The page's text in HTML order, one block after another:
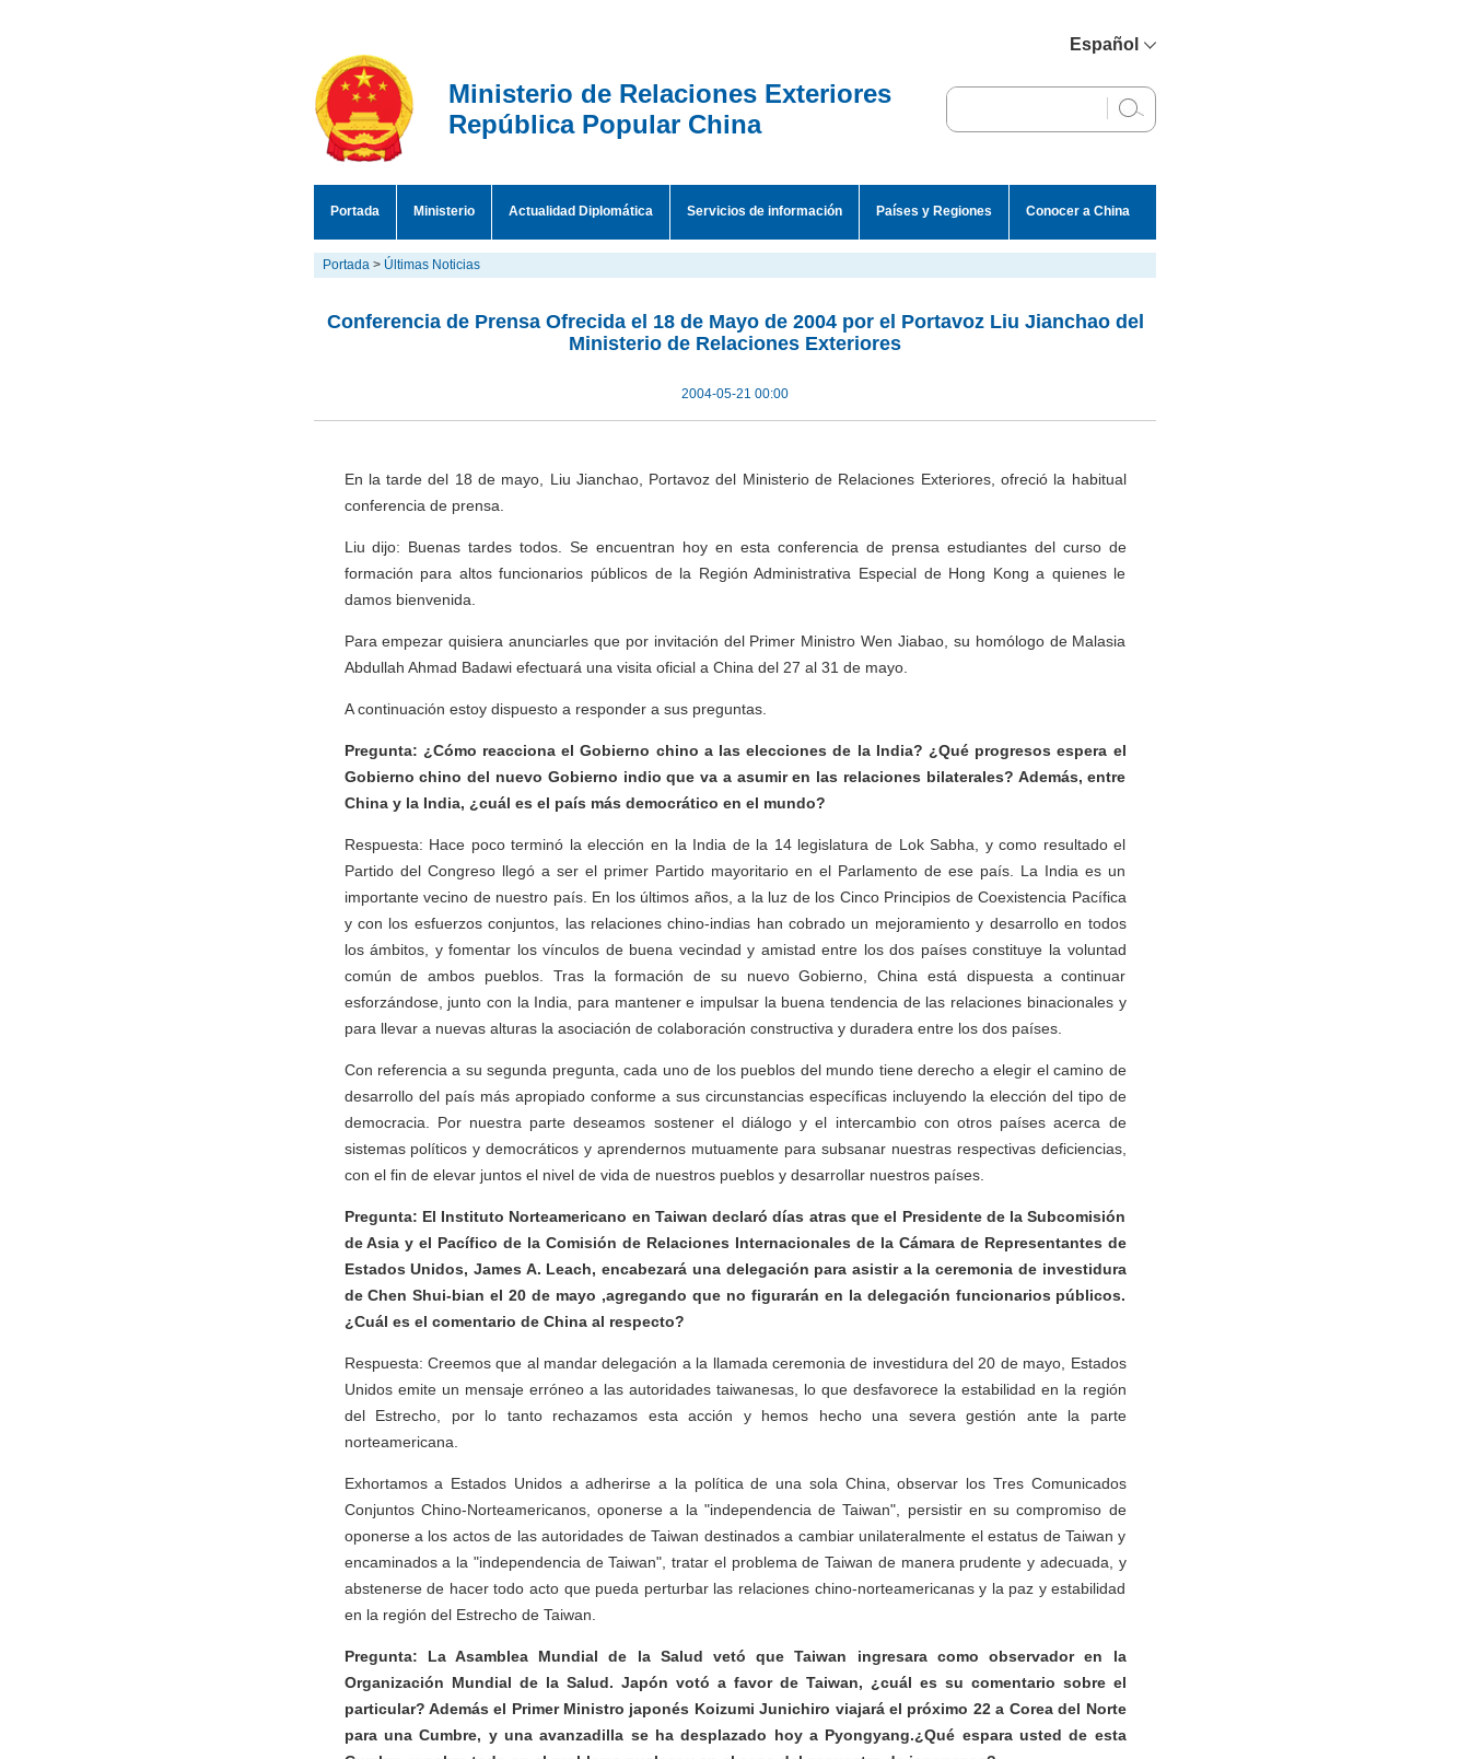
Español
English
Ministerio de Relaciones Exteriores
República Popular China
Portada Ministerio Actualidad Diplomática Servicios de información Países y Regiones Conocer a China
Portada > Últimas Noticias
Conferencia de Prensa Ofrecida el 18 de Mayo de 2004 por el Portavoz Liu Jianchao del
Ministerio de Relaciones Exteriores
2004-05-21 00:00
En la tarde del 18 de mayo, Liu Jianchao, Portavoz del Ministerio de Relaciones Exteriores, ofreció la habitual
conferencia de prensa.
Liu dijo: Buenas tardes todos. Se encuentran hoy en esta conferencia de prensa estudiantes del curso de
formación para altos funcionarios públicos de la Región Administrativa Especial de Hong Kong a quienes le
damos bienvenida.
Para empezar quisiera anunciarles que por invitación del Primer Ministro Wen Jiabao, su homólogo de Malasia
Abdullah Ahmad Badawi efectuará una visita oficial a China del 27 al 31 de mayo.
A continuación estoy dispuesto a responder a sus preguntas.
Pregunta: ¿Cómo reacciona el Gobierno chino a las elecciones de la India? ¿Qué progresos espera el
Gobierno chino del nuevo Gobierno indio que va a asumir en las relaciones bilaterales? Además, entre
China y la India, ¿cuál es el país más democrático en el mundo?
Respuesta: Hace poco terminó la elección en la India de la 14 legislatura de Lok Sabha, y como resultado el
Partido del Congreso llegó a ser el primer Partido mayoritario en el Parlamento de ese país. La India es un
importante vecino de nuestro país. En los últimos años, a la luz de los Cinco Principios de Coexistencia Pacífica
y con los esfuerzos conjuntos, las relaciones chino-indias han cobrado un mejoramiento y desarrollo en todos
los ámbitos, y fomentar los vínculos de buena vecindad y amistad entre los dos países constituye la voluntad
común de ambos pueblos. Tras la formación de su nuevo Gobierno, China está dispuesta a continuar
esforzándose, junto con la India, para mantener e impulsar la buena tendencia de las relaciones binacionales y
para llevar a nuevas alturas la asociación de colaboración constructiva y duradera entre los dos países.
Con referencia a su segunda pregunta, cada uno de los pueblos del mundo tiene derecho a elegir el camino de
desarrollo del país más apropiado conforme a sus circunstancias específicas incluyendo la elección del tipo de
democracia. Por nuestra parte deseamos sostener el diálogo y el intercambio con otros países acerca de
sistemas políticos y democráticos y aprendernos mutuamente para subsanar nuestras respectivas deficiencias,
con el fin de elevar juntos el nivel de vida de nuestros pueblos y desarrollar nuestros países.
Pregunta: El Instituto Norteamericano en Taiwan declaró días atras que el Presidente de la Subcomisión
de Asia y el Pacífico de la Comisión de Relaciones Internacionales de la Cámara de Representantes de
Estados Unidos, James A. Leach, encabezará una delegación para asistir a la ceremonia de investidura
de Chen Shui-bian el 20 de mayo ,agregando que no figurarán en la delegación funcionarios públicos.
¿Cuál es el comentario de China al respecto?
Respuesta: Creemos que al mandar delegación a la llamada ceremonia de investidura del 20 de mayo, Estados
Unidos emite un mensaje erróneo a las autoridades taiwanesas, lo que desfavorece la estabilidad en la región
del Estrecho, por lo tanto rechazamos esta acción y hemos hecho una severa gestión ante la parte
norteamericana.
Exhortamos a Estados Unidos a adherirse a la política de una sola China, observar los Tres Comunicados
Conjuntos Chino-Norteamericanos, oponerse a la "independencia de Taiwan", persistir en su compromiso de
oponerse a los actos de las autoridades de Taiwan destinados a cambiar unilateralmente el estatus de Taiwan y
encaminados a la "independencia de Taiwan", tratar el problema de Taiwan de manera prudente y adecuada, y
abstenerse de hacer todo acto que pueda perturbar las relaciones chino-norteamericanas y la paz y estabilidad
en la región del Estrecho de Taiwan.
Pregunta: La Asamblea Mundial de la Salud vetó
que Taiwan ingresara como observador en la
Organización Mundial de la Salud. Japón votó a favor de Taiwan, ¿cuál es su comentario sobre el
particular? Además el Primer Ministro japonés Koizumi Junichiro viajará el próximo 22 a Corea del Norte
para una Cumbre, y una avanzadilla se ha desplazado hoy a Pyongyang.¿Qué espara usted de esta